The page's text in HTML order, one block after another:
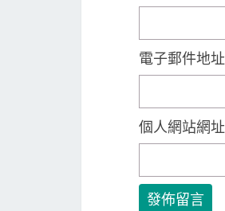
電子郵件地址
個人網站網址